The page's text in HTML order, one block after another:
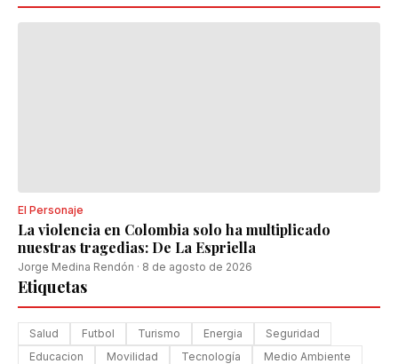
El Personaje
La violencia en Colombia solo ha multiplicado
nuestras tragedias: De La Espriella
Jorge Medina Rendón · 8 de agosto de 2026
Etiquetas
Salud Futbol Turismo Energia
Seguridad
Educacion
Movilidad Tecnología
Medio Ambiente